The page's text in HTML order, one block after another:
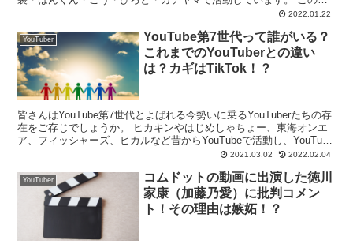
2022.01.22
YouTuber
YouTube第7世代って誰がいる？
これまでのYouTuberとの違い
は？カギはTikTok！？
皆さんはYouTube第7世代とよばれる今勢いに乗るYouTuberたちの存
在をご存じでしょうか。 ヒカキンやはじめしゃちょー、東海オンエ
ア、フィッシャーズ、ヒカルなど昔からYouTubeで活動し、YouTube
2021.03.02 2022.02.04
YouTuber
コムドットの動画に出演した徳川
家康（加藤乃愛）に批判コメン
ト！その理由は嫉妬！？